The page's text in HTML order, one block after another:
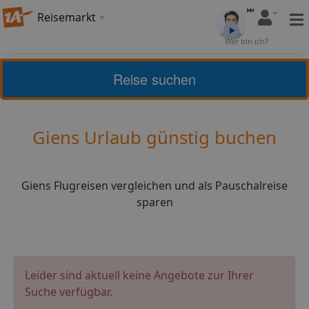
Reisemarkt
Wer bin ich?
Frankreich Giens
4,14(23) Bewerten
Giens Urlaub günstig buchen
Giens Flugreisen vergleichen und als Pauschalreise
sparen
Reise suchen
Leider sind aktuell keine Angebote zur Ihrer
Suche verfügbar.